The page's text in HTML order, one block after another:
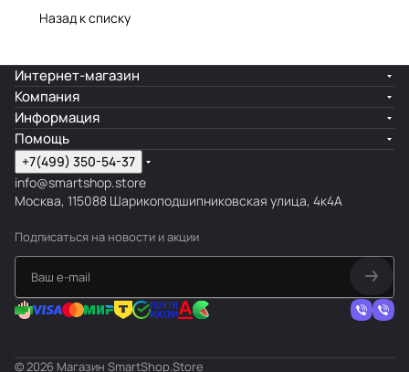
Назад к списку
Интернет-магазин
Компания
Информация
Помощь
+7(499) 350-54-37
info@smartshop.store
Москва, 115088 Шарикоподшипниковская улица, 4к4А
Подписаться на новости и акции
© 2026 Магазин SmartShop.Store